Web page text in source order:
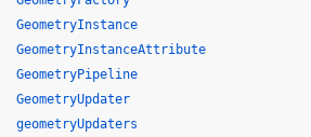
GeometryInstance
GeometryInstanceAttribute
GeometryPipeline
GeometryUpdater
geometryUpdaters